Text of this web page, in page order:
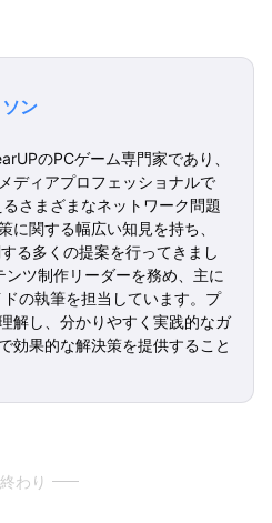
ン
のPCゲーム専門家であり、
ディアプロフェッショナルで
さまざまなネットワーク問題
に関する幅広い知見を持ち、
る多くの提案を行ってきまし
ツ制作リーダーを務め、主に
の執筆を担当しています。プ
解し、分かりやすく実践的なガ
効果的な解決策を提供すること
終わり